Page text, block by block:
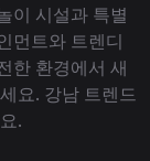
이 시설과 특별
먼트와 트렌디
한 환경에서 새
요. 강남 트렌드
.